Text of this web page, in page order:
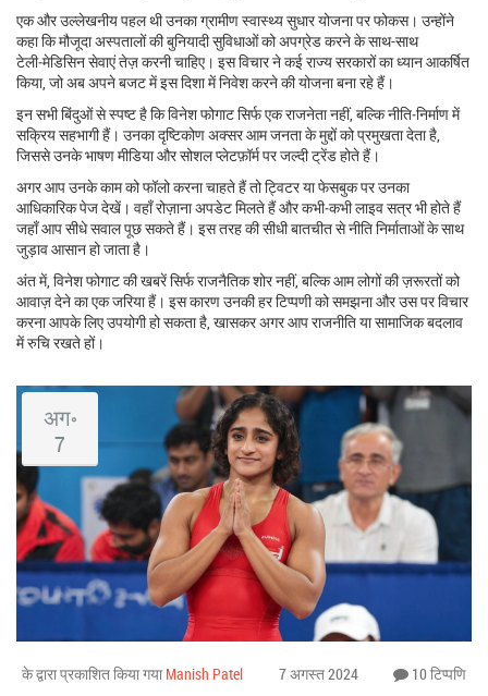
एक और उल्लेखनीय पहल थी उनका ग्रामीण स्वास्थ्य सुधार योजना पर फोकस। उन्होंने
कहा कि मौजूदा अस्पतालों की बुनियादी सुविधाओं को अपग्रेड करने के साथ-साथ
टेली‑मेडिसिन सेवाएं तेज़ करनी चाहिए। इस विचार ने कई राज्य सरकारों का ध्यान आकर्षित
किया, जो अब अपने बजट में इस दिशा में निवेश करने की योजना बना रहे हैं।
इन सभी बिंदुओं से स्पष्ट है कि विनेश फोगाट सिर्फ एक राजनेता नहीं, बल्कि नीति‑निर्माण में
सक्रिय सहभागी हैं। उनका दृष्टिकोण अक्सर आम जनता के मुद्दों को प्रमुखता देता है,
जिससे उनके भाषण मीडिया और सोशल प्लेटफ़ॉर्म पर जल्दी ट्रेंड होते हैं।
अगर आप उनके काम को फॉलो करना चाहते हैं तो ट्विटर या फेसबुक पर उनका
आधिकारिक पेज देखें। वहाँ रोज़ाना अपडेट मिलते हैं और कभी‑कभी लाइव सत्र भी होते हैं
जहाँ आप सीधे सवाल पूछ सकते हैं। इस तरह की सीधी बातचीत से नीति निर्माताओं के साथ
जुड़ाव आसान हो जाता है।
अंत में, विनेश फोगाट की खबरें सिर्फ राजनैतिक शोर नहीं, बल्कि आम लोगों की ज़रूरतों को
आवाज़ देने का एक जरिया हैं। इस कारण उनकी हर टिप्पणी को समझना और उस पर विचार
करना आपके लिए उपयोगी हो सकता है, खासकर अगर आप राजनीति या सामाजिक बदलाव
में रुचि रखते हों।
अग॰
7
के द्वारा प्रकाशित किया गया Manish Patel 7 अगस्त 2024 10 टिप्पणि